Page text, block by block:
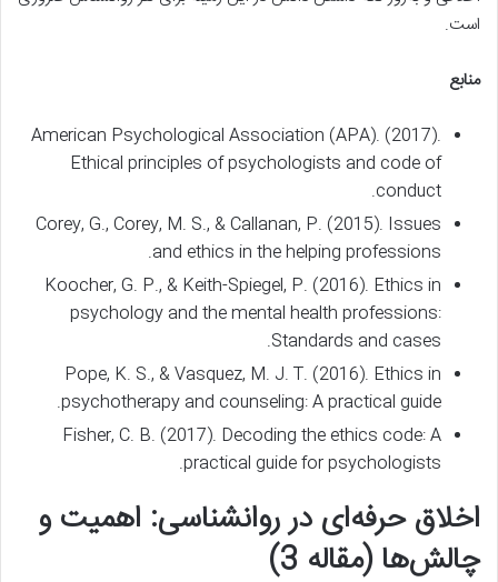
است.
منابع
American Psychological Association (APA). (2017).
Ethical principles of psychologists and code of
conduct.
Corey, G., Corey, M. S., & Callanan, P. (2015). Issues
and ethics in the helping professions.
Koocher, G. P., & Keith-Spiegel, P. (2016). Ethics in
psychology and the mental health professions:
Standards and cases.
Pope, K. S., & Vasquez, M. J. T. (2016). Ethics in
psychotherapy and counseling: A practical guide.
Fisher, C. B. (2017). Decoding the ethics code: A
practical guide for psychologists.
اخلاق حرفه‌ای در روانشناسی: اهمیت و
چالش‌ها (مقاله 3)